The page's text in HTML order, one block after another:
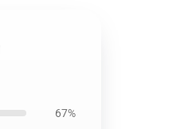
67%